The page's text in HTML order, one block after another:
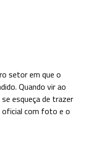
setor em que o
Quando vir ao
esqueça de trazer
com foto e o